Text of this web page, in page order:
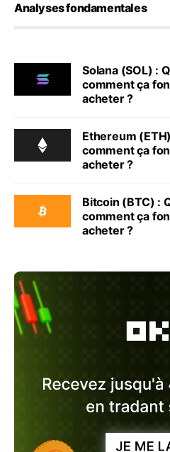
Analyses fondamentales
Solana (SOL) :
comment ça
acheter ?
Ethereum
comment ça
acheter ?
Bitcoin (BTC) :
comment ça
acheter ?